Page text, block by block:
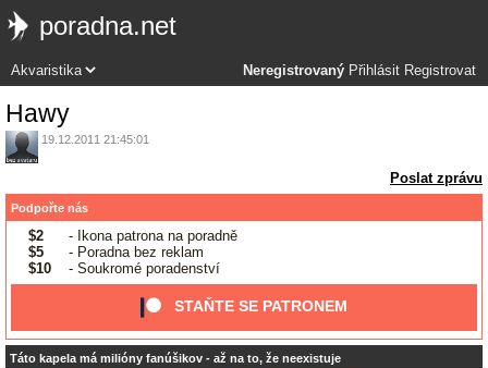
poradna.net
Neregistrovaný Přihlásit Registrovat
Hawy
19.12.2011 21:45:01
Poslat zprávu
Podpořte nás
$2
- Ikona patrona na poradně
$5
- Poradna bez reklam
$10
- Soukromé poradenství
STAŇTE SE PATRONEM
Táto kapela má milióny fanúšikov - až na to, že neexistuje